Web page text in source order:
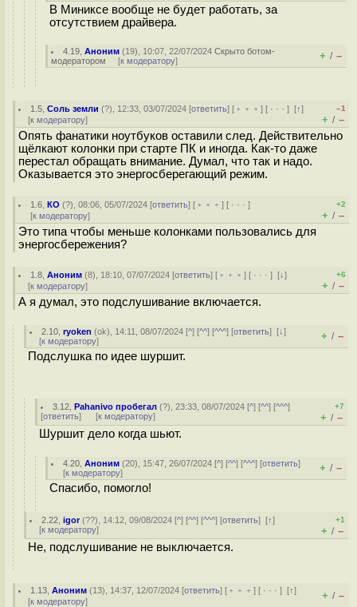
В Миниксе вообще не будет работать, за
отсутствием драйвера.
4.19 ,Аноним (19), 10:07, 22/07/2024Скрыто ботом-
модератором [к модератору] + / –
1.5 ,Соль земли (?), 12:33, 03/07/2024 [ответить] [ ﹢﹢﹢] [ · · ·][↑]
[к модератору]
–1
+ / –
Опять фанатики ноутбуков оставили след. Действительно
щёлкают колонки при старте ПК и иногда. Как-то даже
перестал обращать внимание. Думал, что так и надо.
Оказывается это энергосберегающий режим.
1.6 ,КО (?), 08:06, 05/07/2024 [ответить] [ ﹢﹢﹢] [ · · ·]
[к модератору]
+2
+ / –
Это типа чтобы меньше колонками пользовались для
энергосбережения?
1.8 ,Аноним (8), 18:10, 07/07/2024 [ответить] [ ﹢﹢﹢] [ · · ·][↓]
[к модератору]
+6
+ / –
А я думал, это подслушивание включается.
2.10 ,ryoken (ok), 14:11, 08/07/2024 [^] [^^] [^^^] [ответить][↓]
[к модератору] + / –
Подслушка по идее шуршит.
3.12 ,Pahanivo пробегал (?), 23:33, 08/07/2024 [^] [^^] [^^^]
[ответить] [к модератору]
+7
+ / –
Шуршит дело когда шьют.
4.20 ,Аноним (20), 15:47, 26/07/2024 [^] [^^] [^^^] [ответить]
[к модератору] + / –
Спасибо, помогло!
2.22 ,igor(??), 14:12, 09/08/2024 [^] [^^] [^^^] [ответить][↑]
[к модератору]
+1
+ / –
Не, подслушивание не выключается.
1.13 ,Аноним (13), 14:37, 12/07/2024 [ответить] [ ﹢﹢﹢] [ · · ·][↑]
[к модератору] + / –